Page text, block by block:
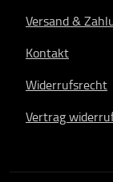
Versand &
Kontakt
Widerrufsrecht
Vertrag